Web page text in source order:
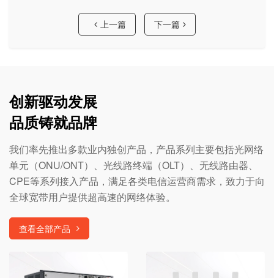
上一篇 下一篇
创新驱动发展
品质铸就品牌
我们率先推出多款业内独创产品，产品系列主要包括光网络
单元（ONU/ONT）、光线路终端（OLT）、无线路由器、
CPE等系列接入产品，满足各类电信运营商需求，致力于向
全球宽带用户提供超高速的网络体验。
查看全部产品